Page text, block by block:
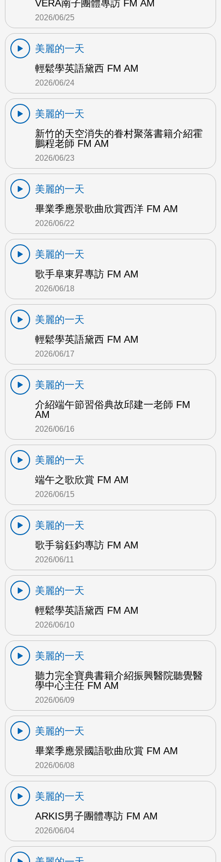
VERA南子團體專訪 FM AM
2026/06/25
美麗的一天
輕鬆學英語黛西 FM AM
2026/06/24
美麗的一天
新竹的天空消失的眷村聚落書籍介紹霍
鵬程老師 FM AM
2026/06/23
美麗的一天
畢業季應景歌曲欣賞西洋 FM AM
2026/06/22
美麗的一天
歌手阜東昇專訪 FM AM
2026/06/18
美麗的一天
輕鬆學英語黛西 FM AM
2026/06/17
美麗的一天
介紹端午節習俗典故邱建一老師 FM
AM
2026/06/16
美麗的一天
端午之歌欣賞 FM AM
2026/06/15
美麗的一天
歌手翁鈺鈞專訪 FM AM
2026/06/11
美麗的一天
輕鬆學英語黛西 FM AM
2026/06/10
美麗的一天
聽力完全寶典書籍介紹振興醫院聽覺醫
學中心主任 FM AM
2026/06/09
美麗的一天
畢業季應景國語歌曲欣賞 FM AM
2026/06/08
美麗的一天
ARKIS男子團體專訪 FM AM
2026/06/04